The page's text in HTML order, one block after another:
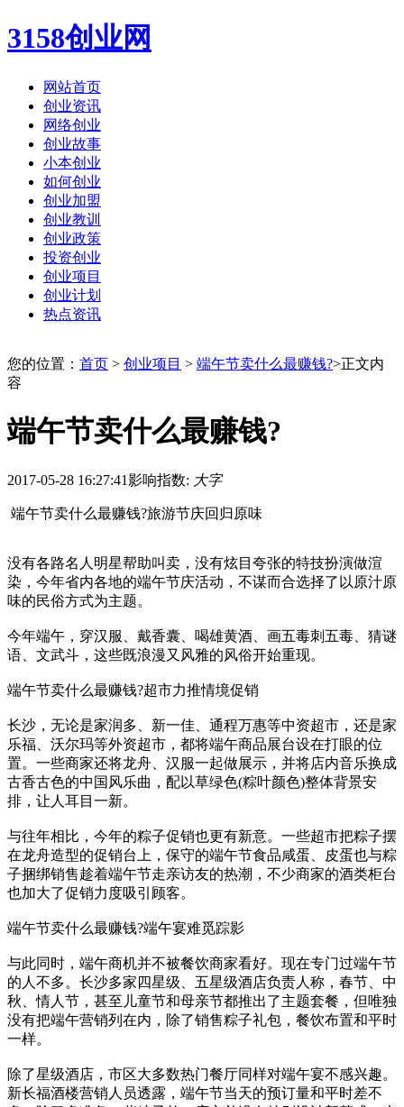
3158创业网
网站首页
创业资讯
网络创业
创业故事
小本创业
如何创业
创业加盟
创业教训
创业政策
投资创业
创业项目
创业计划
热点资讯
您的位置： 首页 > 创业项目 > 端午节卖什么最赚钱?>正文内
容
端午节卖什么最赚钱?
2017-05-28 16:27:41影响指数: 大字
端午节卖什么最赚钱?旅游节庆回归原味
没有各路名人明星帮助叫卖，没有炫目夸张的特技扮演做渲
染，今年省内各地的端午节庆活动，不谋而合选择了以原汁原
味的民俗方式为主题。
今年端午，穿汉服、戴香囊、喝雄黄酒、画五毒刺五毒、猜谜
语、文武斗，这些既浪漫又风雅的风俗开始重现。
端午节卖什么最赚钱?超市力推情境促销
长沙，无论是家润多、新一佳、通程万惠等中资超市，还是家
乐福、沃尔玛等外资超市，都将端午商品展台设在打眼的位
置。一些商家还将龙舟、汉服一起做展示，并将店内音乐换成
古香古色的中国风乐曲，配以草绿色(粽叶颜色)整体背景安
排，让人耳目一新。
与往年相比，今年的粽子促销也更有新意。一些超市把粽子摆
在龙舟造型的促销台上，保守的端午节食品咸蛋、皮蛋也与粽
子捆绑销售趁着端午节走亲访友的热潮，不少商家的酒类柜台
也加大了促销力度吸引顾客。
端午节卖什么最赚钱?端午宴难觅踪影
与此同时，端午商机并不被餐饮商家看好。现在专门过端午节
的人不多。长沙多家四星级、五星级酒店负责人称，春节、中
秋、情人节，甚至儿童节和母亲节都推出了主题套餐，但唯独
没有把端午营销列在内，除了销售粽子礼包，餐饮布置和平时
一样。
除了星级酒店，市区大多数热门餐厅同样对端午宴不感兴趣。
新长福酒楼营销人员透露，端午节当天的预订量和平时差不